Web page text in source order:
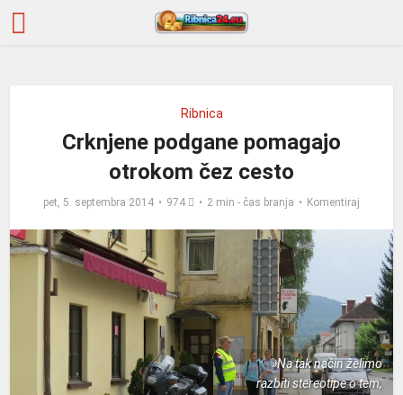
Ribnica
Crknjene podgane pomagajo
otrokom čez cesto
pet, 5. septembra 2014 974 2 min - čas branja Komentiraj
»Na tak način želimo
razbiti stereotipe o tem,